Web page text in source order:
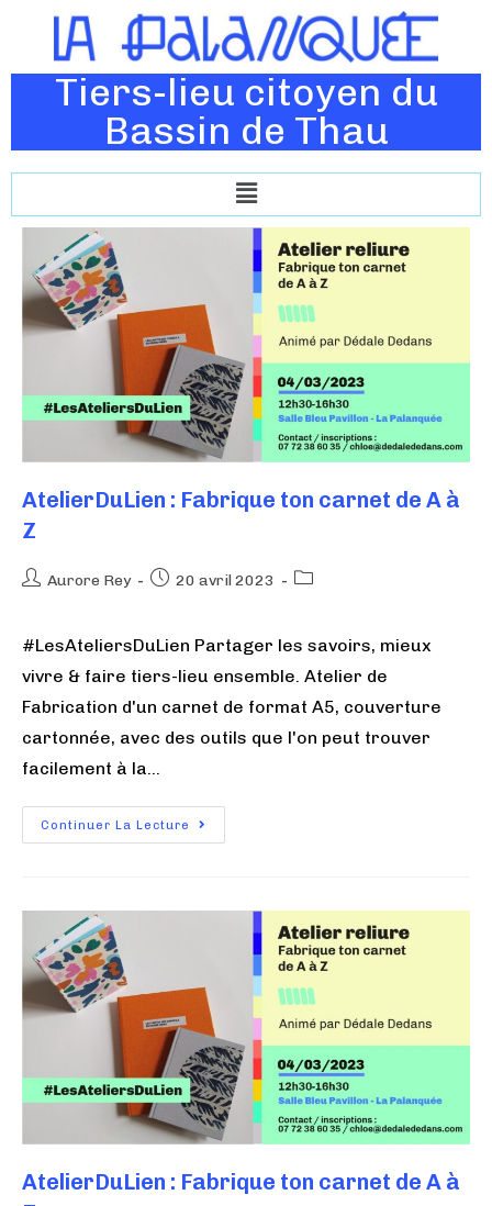
Tiers-lieu citoyen du
Bassin de Thau
AtelierDuLien : Fabrique ton carnet de A à
Z
Aurore Rey 20 avril 2023
#LesAteliersDuLien Partager les savoirs, mieux
vivre & faire tiers-lieu ensemble. Atelier de
Fabrication d'un carnet de format A5, couverture
cartonnée, avec des outils que l'on peut trouver
facilement à la…
Continuer La Lecture
AtelierDuLien : Fabrique ton carnet de A à